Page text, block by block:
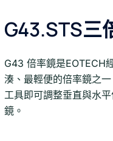
G43.STS三
G43 倍率鏡是EOTECH
湊、最輕便的倍率鏡之
工具即可調整垂直與水
鏡。